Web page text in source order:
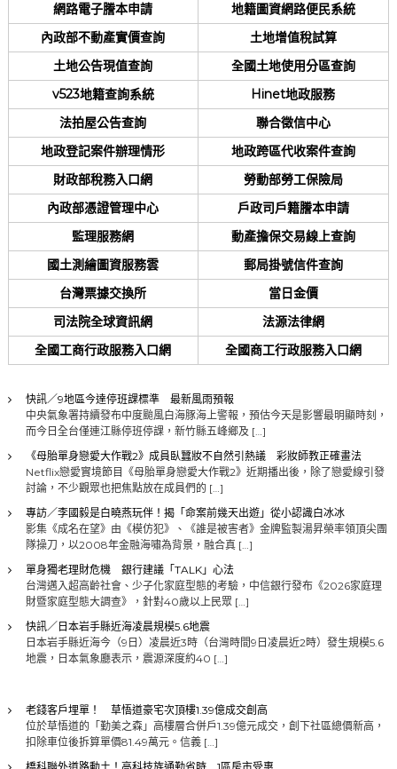
網路電子謄本申請
地籍圖資網路便民系統
內政部不動產實價查詢
土地增值稅試算
土地公告現值查詢
全國土地使用分區查詢
v523地籍查詢系統
Hinet地政服務
法拍屋公告查詢
聯合徵信中心
地政登記案件辦理情形
地政跨區代收案件查詢
財政部稅務入口網
勞動部勞工保險局
內政部憑證管理中心
戶政司戶籍謄本申請
監理服務網
動產擔保交易線上查詢
國土測繪圖資服務雲
郵局掛號信件查詢
台灣票據交換所
當日金價
司法院全球資訊網
法源法律網
全國工商行政服務入口網
全國商工行政服務入口網
快訊／9地區今達停班課標準 最新風雨預報
中央氣象署持續發布中度颱風白海豚海上警報，預估今天是影響最明顯時刻，
而今日全台僅連江縣停班停課，新竹縣五峰鄉及 […]
《母胎單身戀愛大作戰2》成員臥蠶妝不自然引熱議 彩妝師教正確畫法
Netflix戀愛實境節目《母胎單身戀愛大作戰2》近期播出後，除了戀愛線引發
討論，不少觀眾也把焦點放在成員們的 […]
專訪／李國毅是白曉燕玩伴！揭「命案前幾天出遊」從小認識白冰冰
影集《成名在望》由《模仿犯》、《誰是被害者》金牌監製湯昇榮率領頂尖團
隊操刀，以2008年金融海嘯為背景，融合真 […]
單身獨老理財危機 銀行建議「TALK」心法
台灣邁入超高齡社會、少子化家庭型態的考驗，中信銀行發布《2026家庭理
財暨家庭型態大調查》，針對40歲以上民眾 […]
快訊／日本岩手縣近海凌晨規模5.6地震
日本岩手縣近海今（9日）凌晨近3時（台灣時間9日凌晨近2時）發生規模5.6
地震，日本氣象廳表示，震源深度約40 […]
老錢客戶埋單！ 草悟道豪宅次頂樓1.39億成交創高
位於草悟道的「勤美之森」高樓層合併戶1.39億元成交，創下社區總價新高，
扣除車位後拆算單價81.49萬元。信義 […]